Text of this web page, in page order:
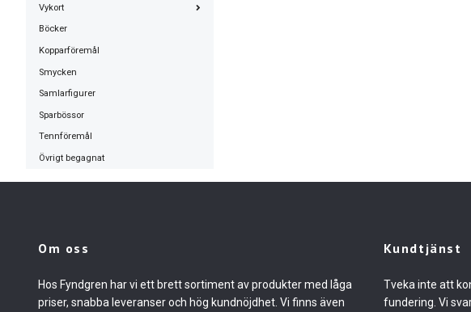
Vykort
Böcker
Kopparföremål
Smycken
Samlarfigurer
Sparbössor
Tennföremål
Övrigt begagnat
Om oss
Hos Fyndgren har vi ett brett sortiment av produkter med låga
priser, snabba leveranser och hög kundnöjdhet. Vi finns även
Kundtjänst
Tveka inte att
fundering. Vi